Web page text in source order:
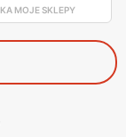
MOJE SKLEPY